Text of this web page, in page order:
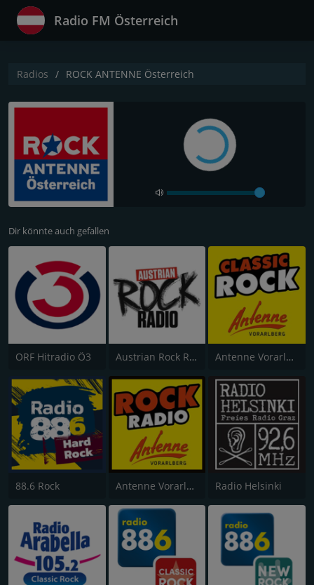
Radio FM Österreich
Radios ROCK ANTENNE Österreich
Dir könnte auch gefallen
ORF Hitradio Ö3 Austrian Rock Radio Antenne Vorarlberg Classic Rock
88.6 Rock Antenne Vorarlberg Rock Radio Radio Helsinki